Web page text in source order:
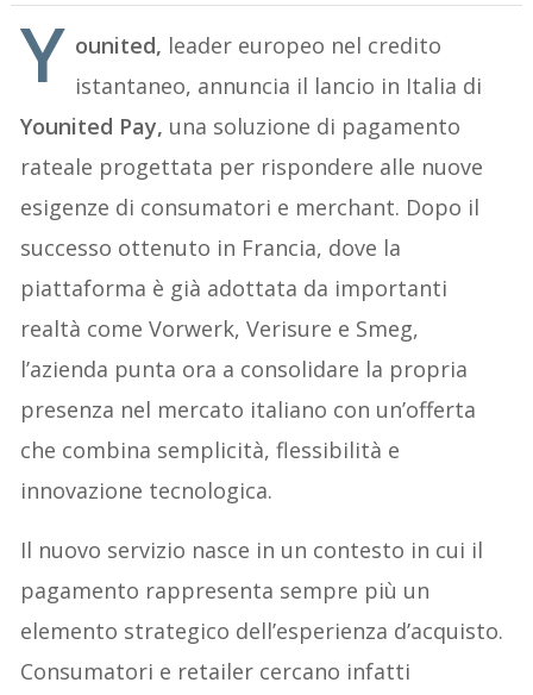
Y ounited, leader europeo nel credito
istantaneo, annuncia il lancio in Italia di
Younited Pay, una soluzione di pagamento
rateale progettata per rispondere alle nuove
esigenze di consumatori e merchant. Dopo il
successo ottenuto in Francia, dove la
piattaforma è già adottata da importanti
realtà come Vorwerk, Verisure e Smeg,
l’azienda punta ora a consolidare la propria
presenza nel mercato italiano con un’offerta
che combina semplicità, flessibilità e
innovazione tecnologica.
Il nuovo servizio nasce in un contesto in cui il
pagamento rappresenta sempre più un
elemento strategico dell’esperienza d’acquisto.
Consumatori e retailer cercano infatti